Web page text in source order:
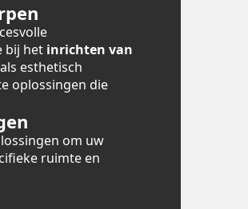
bij het inrichten van
esthetisch
oplossingen die
om uw
ruimte en